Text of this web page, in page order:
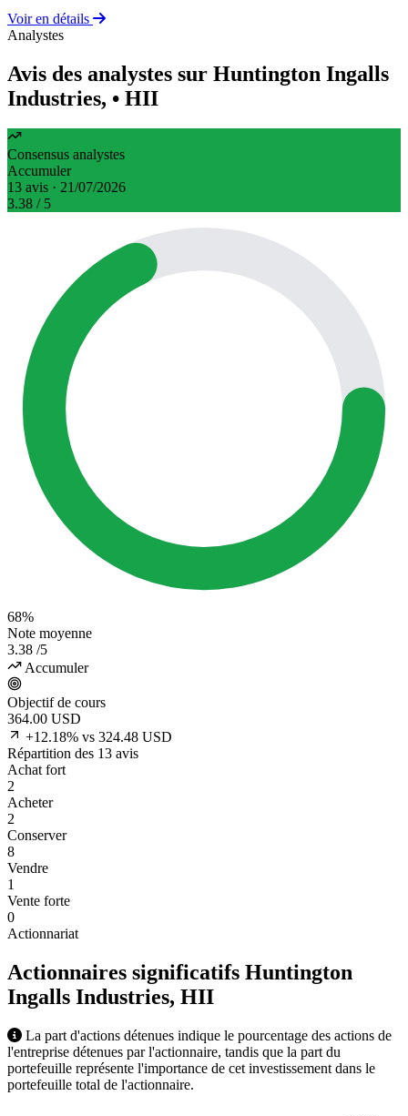
Voir en détails
Analystes
Avis des analystes sur Huntington Ingalls
Industries, • HII
Consensus analystes
Accumuler
13 avis · 21/07/2026
3.38 / 5
68%
Note moyenne
3.38 /5
Accumuler
Objectif de cours
364.00 USD
+12.18% vs 324.48 USD
Répartition des 13 avis
Achat fort
2
Acheter
2
Conserver
8
Vendre
1
Vente forte
0
Actionnariat
Actionnaires significatifs Huntington
Ingalls Industries, HII
La part d'actions détenues indique le pourcentage des actions de
l'entreprise détenues par l'actionnaire, tandis que la part du
portefeuille représente l'importance de cet investissement dans le
portefeuille total de l'actionnaire.